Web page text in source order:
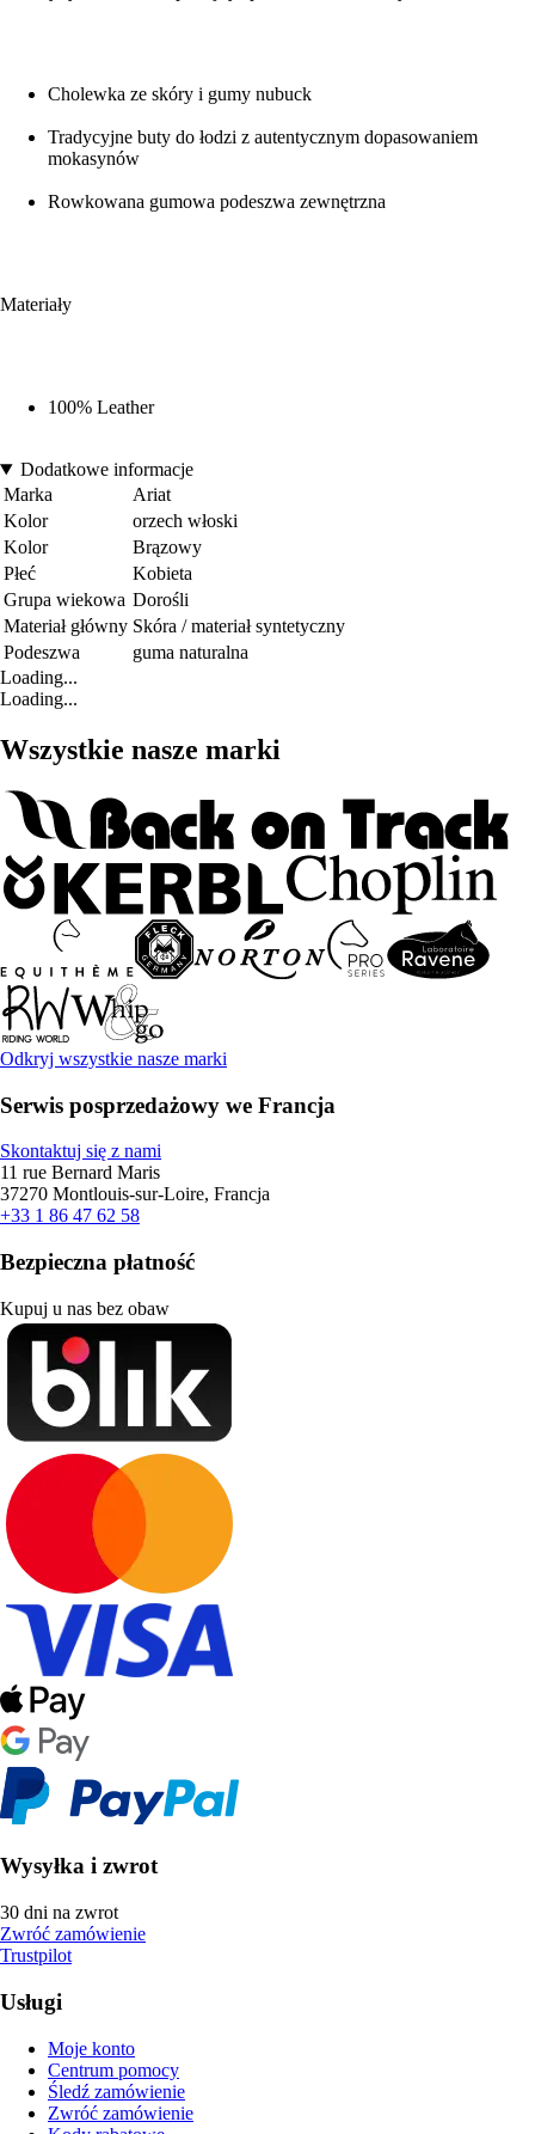
Cholewka ze skóry i gumy nubuck
Tradycyjne buty do łodzi z autentycznym dopasowaniem
mokasynów
Rowkowana gumowa podeszwa zewnętrzna
Materiały
100% Leather
Dodatkowe informacje
Marka
Ariat
Kolor
orzech włoski
Kolor
Brązowy
Płeć
Kobieta
Grupa wiekowa Dorośli
Materiał główny Skóra / materiał syntetyczny
Podeszwa
guma naturalna
Loading...
Loading...
Wszystkie nasze marki
Odkryj wszystkie nasze marki
Serwis posprzedażowy we Francja
Skontaktuj się z nami
11 rue Bernard Maris
37270 Montlouis-sur-Loire, Francja
+33 1 86 47 62 58
Bezpieczna płatność
Kupuj u nas bez obaw
Wysyłka i zwrot
30 dni na zwrot
Zwróć zamówienie
Trustpilot
Usługi
Moje konto
Centrum pomocy
Śledź zamówienie
Zwróć zamówienie